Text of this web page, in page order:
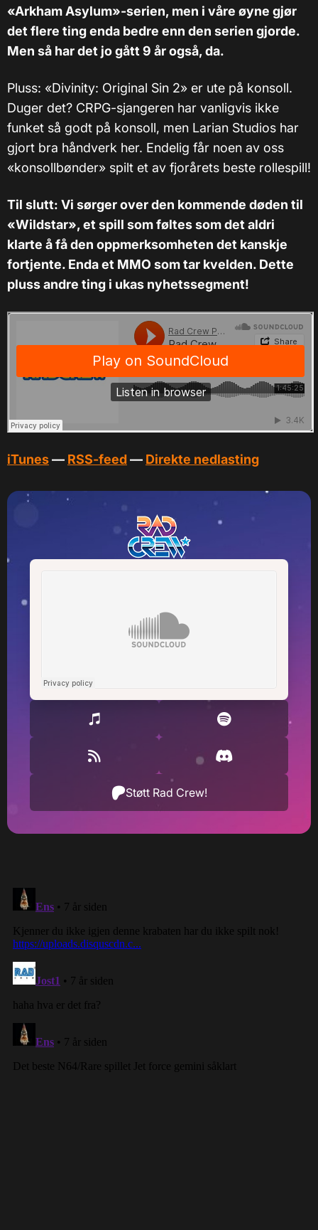
«Arkham Asylum»-serien, men i våre øyne gjør
det flere ting enda bedre enn den serien gjorde.
Men så har det jo gått 9 år også, da.
Pluss: «Divinity: Original Sin 2» er ute på konsoll.
Duger det? CRPG-sjangeren har vanligvis ikke
funket så godt på konsoll, men Larian Studios har
gjort bra håndverk her. Endelig får noen av oss
«konsollbønder» spilt et av fjorårets beste rollespill!
Til slutt: Vi sørger over den kommende døden til
«Wildstar», et spill som føltes som det aldri
klarte å få den oppmerksomheten det kanskje
fortjente. Enda et MMO som tar kvelden. Dette
pluss andre ting i ukas nyhetssegment!
iTunes— RSS-feed— Direkte nedlasting
Støtt Rad Crew!